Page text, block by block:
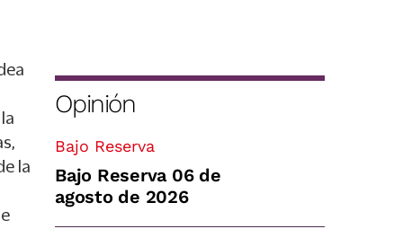
la
Opinión
Bajo Reserva
Bajo Reserva 06 de
agosto de 2026